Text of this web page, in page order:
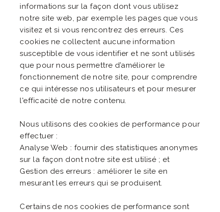
informations sur la façon dont vous utilisez
notre site web, par exemple les pages que vous
visitez et si vous rencontrez des erreurs. Ces
cookies ne collectent aucune information
susceptible de vous identifier et ne sont utilisés
que pour nous permettre d’améliorer le
fonctionnement de notre site, pour comprendre
ce qui intéresse nos utilisateurs et pour mesurer
l'efficacité de notre contenu.
Nous utilisons des cookies de performance pour
effectuer :
Analyse Web : fournir des statistiques anonymes
sur la façon dont notre site est utilisé ; et
Gestion des erreurs : améliorer le site en
mesurant les erreurs qui se produisent.
Certains de nos cookies de performance sont